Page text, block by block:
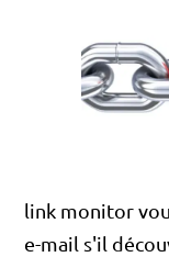
link monitor
e-mail s'il